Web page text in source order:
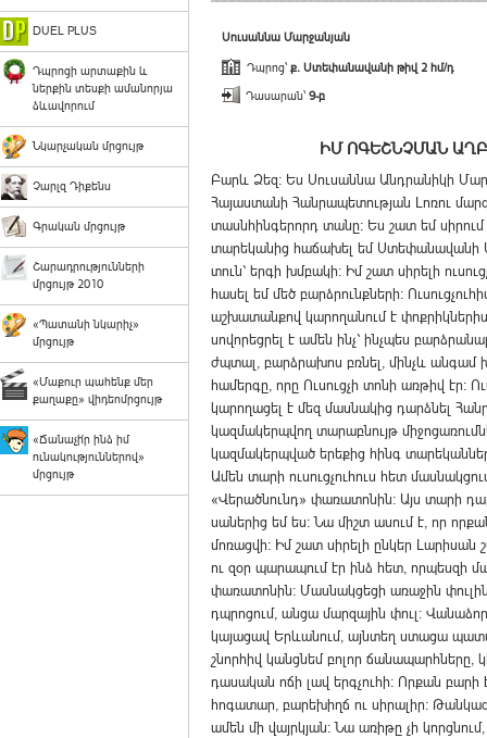
DUEL PLUS
Դպրոցի արտաքին և
ներքին տեսքի ամանորյա
ձևավորում
Նկարչական մրցույթ
Չարլզ Դիքենս
Գրական մրցույթ
Շարադրությունների
մրցույթ 2010
«Պատանի նկարիչ»
մրցույթ
«Մաքուր պահենք մեր
քաղաքը» վիդեոմրցույթ
«Ճանաչի՛ր ինձ իմ
ունակություններով»
մրցույթ
Սուսաննա Մարջանյան
Դպրոց՝ք. Ստեփանավանի թիվ 2 հմ/դ
Դասարան՝9-բ
ԻՄ ՈԳԵՇՆՉՄԱՆ
Բարև Ձեզ: Ես Սուսաննա Անդրանիկի
Հայաստանի Հանրապետության Լոռու
տասնհինգերորդ տանը: Ես շատ եմ սիրում
տարեկանից հաճախել եմ Ստեփանավանի
տուն` երգի խմբակի: Իմ շատ սիրելի
հասել եմ մեծ բարձրունքների:
աշխատանքով կարողանում է
սովորեցրել է ամեն ինչ` ինչպես
ժպտալ, բարձրախոս բռնել, մինչև անգամ
համերգը, որը Ուսուցչի տոնի առթիվ էր:
կարողացել է մեզ մասնակից դարձնել
կազմակերպվող տարաբնույթ
կազմակերպված երեքից հինգ
Ամեն տարի ուսուցչուհուս հետ
«Վերածնունդ» փառատոնին: Այս տարի
սաներից եմ ես: Նա միշտ ասում է, որ
մոռացվի: Իմ շատ սիրելի ընկեր
ու զօր պարապում էր ինձ հետ, որպեսզի
փառատոնին: Մասնակցեցի առաջին
դպրոցում, անցա մարզային փուլ:
կայացավ Երևանում, այնտեղ ստացա
շնորհիվ կանցնեմ բոլոր
դասական ոճի լավ երգչուհի: Որքան բարի
հոգատար, բարեխիղճ ու սիրալիր:
ամեն մի վայրկյան: Նա առիթը չի